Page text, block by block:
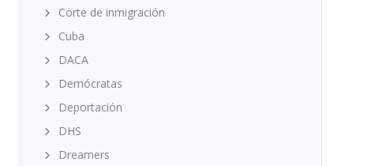
Corte de inmigración
Cuba
DACA
Demócratas
Deportación
DHS
Dreamers